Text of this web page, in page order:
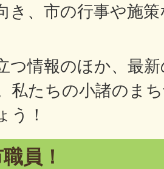
き、市の行事や施
つ情報のほか、最
私たちの小諸のま
う！
員！